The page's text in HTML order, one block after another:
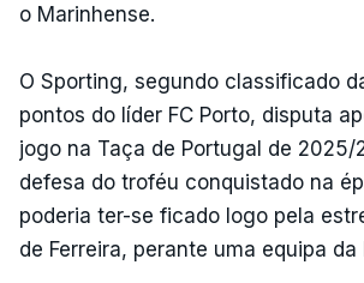
o Marinhense.
O Sporting, segundo classificado
pontos do líder FC Porto, disputa
jogo na Taça de Portugal de 2025/
defesa do troféu conquistado na
poderia ter-se ficado logo pela
de Ferreira, perante uma equipa da